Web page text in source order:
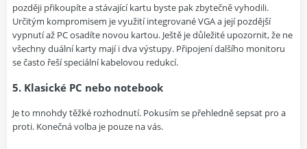
později přikoupíte a stávající kartu byste pak zbytečně vyhodili.
Určitým kompromisem je využití integrované VGA a její pozdější
vypnutí až PC osadíte novou kartou. Ještě je důležité upozornit, že ne
všechny duální karty mají i dva výstupy. Připojení dalšího monitoru
se často řeší speciální kabelovou redukcí.
5. Klasické PC nebo notebook
Je to mnohdy těžké rozhodnutí. Pokusím se přehledně sepsat pro a
proti. Konečná volba je pouze na vás.